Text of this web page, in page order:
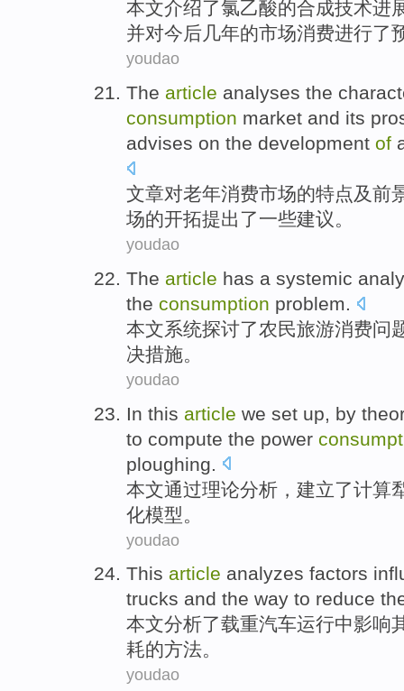
本文介绍了氯乙酸的合成技术进
并对今后几年的市场消费进行了
youdao
The article analyses the
consumption market and its
advises on the development of
文章对老年消费市场的特点及前
场的开拓提出了一些建议。
youdao
The article has a systemic
the consumption problem.
本文系统探讨了农民旅游消费问
决措施。
youdao
In this article we set up by
to compute the power
ploughing
本文通过理论分析 ， 建立了计算
化模型 。
youdao
This article analyzes factors
trucks and the way to reduce
本文分析了载重汽车运行中影响
耗的方法。
youdao